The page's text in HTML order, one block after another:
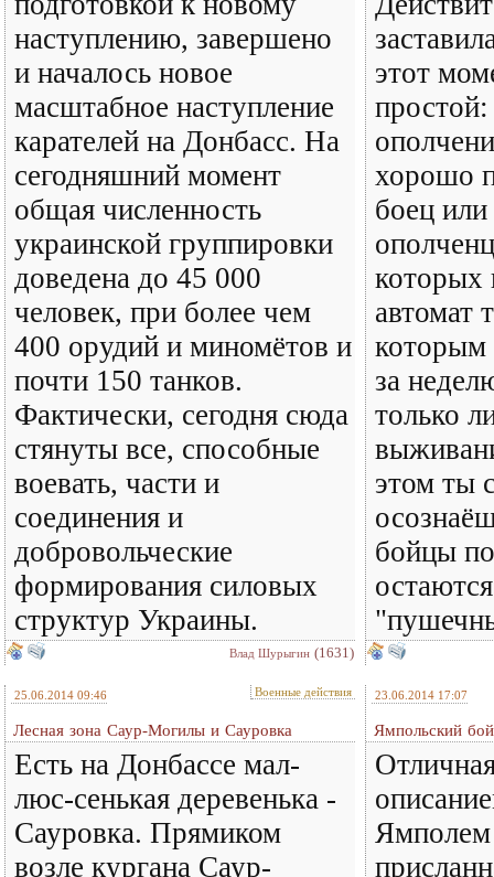
наступлению, завершено
и началось новое
масштабное наступление
карателей на Донбасс. На
сегодняшний момент
общая численность
украинской группировки
доведена до 45 000
человек, при более чем
400 орудий и миномётов и
почти 150 танков.
Фактически, сегодня сюда
стянуты все, способные
воевать, части и
соединения и
добровольческие
формирования силовых
структур Украины.
Влад Шурыгин (1631)
этот
хорошо
боец или
которых
автомат
за
только
этом ты
бойцы
25.06.2014 09:46 Военные действия
Лесная зона Саур-Могилы и Сауровка
Есть на Донбассе мал-
люс-сенькая деревенька -
Сауровка. Прямиком
возле кургана Саур-
23.06.2014 17:07
Ямпольский